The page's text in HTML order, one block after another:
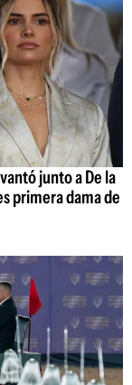
junto a De la
primera dama de